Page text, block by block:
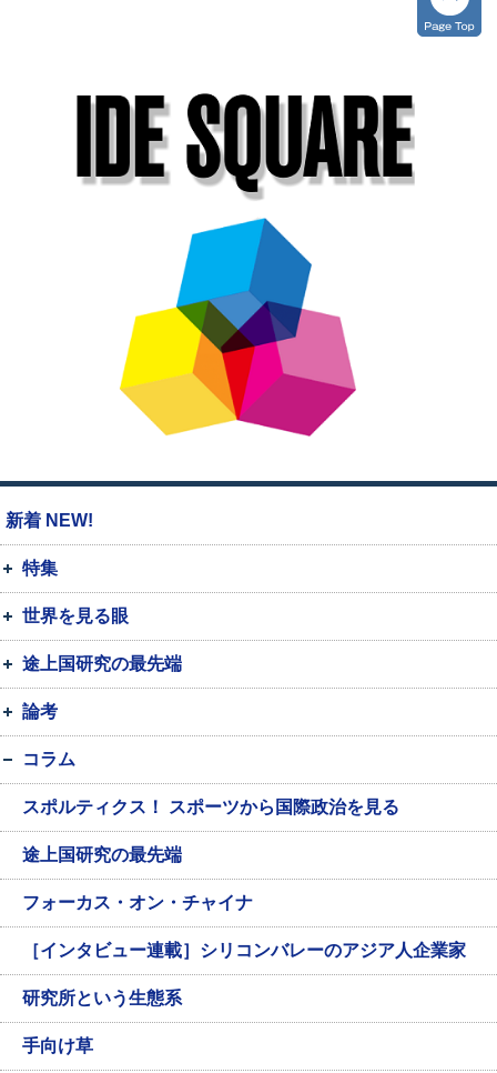
新着 NEW!
特集
世界を見る眼
途上国研究の最先端
論考
コラム
スポルティクス！ スポーツから国際政治を見る
途上国研究の最先端
フォーカス・オン・チャイナ
［インタビュー連載］シリコンバレーのアジア人企業家
研究所という生態系
手向け草